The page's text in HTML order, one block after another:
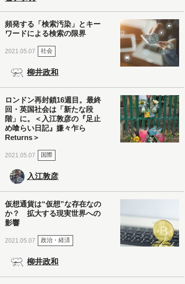
頻発する「検索汚染」とキー
ワードによる検索の限界
2021.05.07 社会
柳井政和
ロンドン再封鎖16週目。最終
回・英国社会は「新たな段
階」に。＜入江敦彦の『足止
め喰らい日記』嫌々乍ら
Returns＞
2021.05.07 国際
入江敦彦
仮想通貨は“仮想”な存在なの
か？ 拡大する現実世界への
影響
2021.05.07 政治・経済
柳井政和